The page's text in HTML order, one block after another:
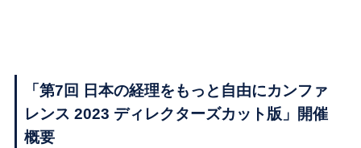
「第7回 日本の経理をもっと自由にカンファ
レンス 2023 ディレクターズカット版」開催
概要